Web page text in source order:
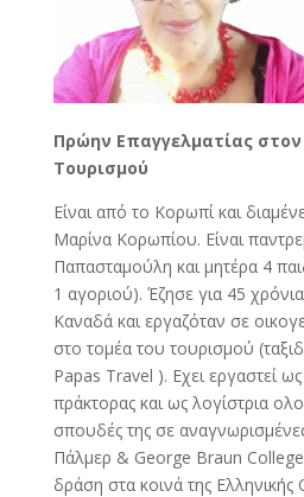
Πρώην Επαγγελματίας
Τουρισμού
Είναι από το Κορωπί και
Μαρίνα Κορωπίου. Είναι
Παπασταμούλη και μητέρα 4
1 αγοριού). Έζησε για 45
Καναδά και εργαζόταν σε
στο τομέα του τουρισμού
Papas Travel ). Eχει εργαστεί ως
πράκτορας και ως λογίστρια
σπουδές της σε
Πάλμερ & George Braun
δράση στα κοινά της Ελληνικής